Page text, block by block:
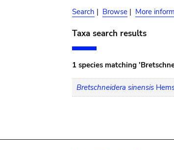
Search | Browse | More
Taxa search results
1 species matching
Bretschneidera sinensis